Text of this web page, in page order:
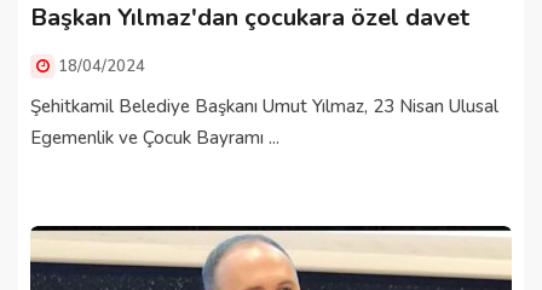
Başkan Yılmaz'dan çocukara özel davet
18/04/2024
Şehitkamil Belediye Başkanı Umut Yılmaz, 23 Nisan Ulusal
Egemenlik ve Çocuk Bayramı ...